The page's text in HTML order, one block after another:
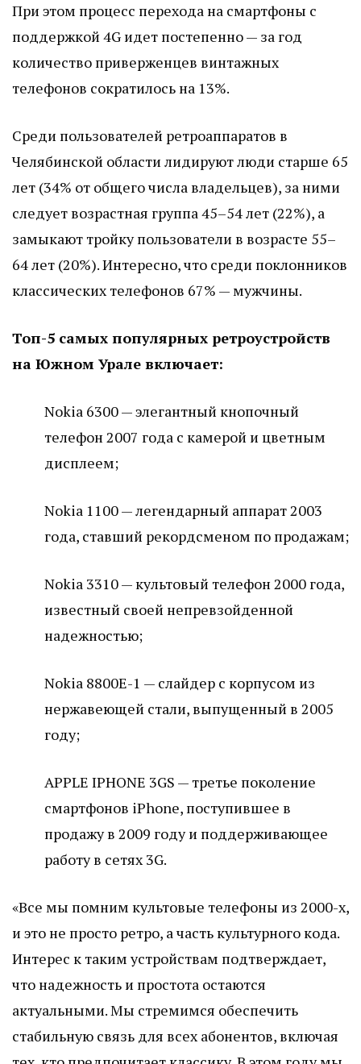
При этом процесс перехода на смартфоны с
поддержкой 4G идет постепенно — за год
количество приверженцев винтажных
телефонов сократилось на 13%.
Среди пользователей ретроаппаратов в
Челябинской области лидируют люди старше 65
лет (34% от общего числа владельцев), за ними
следует возрастная группа 45–54 лет (22%), а
замыкают тройку пользователи в возрасте 55–
64 лет (20%). Интересно, что среди поклонников
классических телефонов 67% — мужчины.
Топ-5 самых популярных ретроустройств
на Южном Урале включает:
Nokia 6300 — элегантный кнопочный
телефон 2007 года с камерой и цветным
дисплеем;
Nokia 1100 — легендарный аппарат 2003
года, ставший рекордсменом по продажам;
Nokia 3310 — культовый телефон 2000 года,
известный своей непревзойденной
надежностью;
Nokia 8800E-1 — слайдер с корпусом из
нержавеющей стали, выпущенный в 2005
году;
APPLE IPHONE 3GS — третье поколение
смартфонов iPhone, поступившее в
продажу в 2009 году и поддерживающее
работу в сетях 3G.
«Все мы помним культовые телефоны из 2000-х,
и это не просто ретро, а часть культурного кода.
Интерес к таким устройствам подтверждает,
что надежность и простота остаются
актуальными. Мы стремимся обеспечить
стабильную связь для всех абонентов, включая